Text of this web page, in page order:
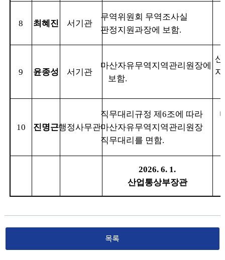
8 최혜진 서기관
무역위원회 무역조사실
판정지원과장에 보함.
9 윤종성 서기관
마산자유무역지역관리원장에
보함.
10 진명근행정사무관
직무대리규정 제6조에 따라
마산자유무역지역관리원장
직무대리를 면함.
2026. 6. 1.
산업통상부장관
목록